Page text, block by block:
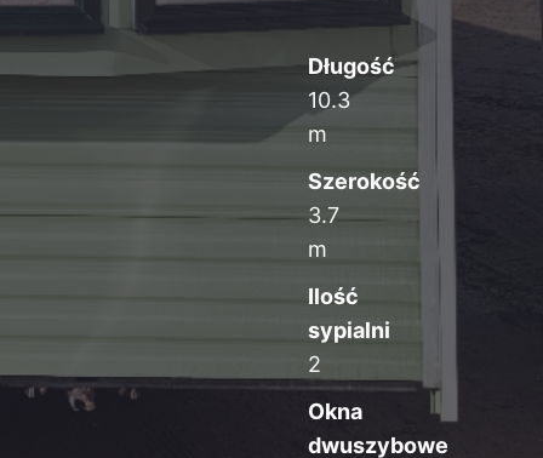
Długość
10.3
m
Szerokość
3.7
m
Ilość
sypialni
2
Okna
dwuszybowe